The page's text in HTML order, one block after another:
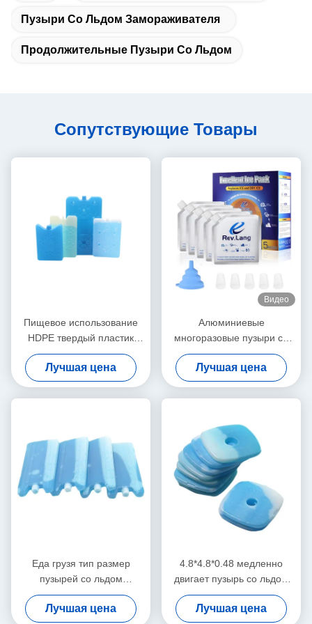
Пузыри Со Льдом Замораживателя
Продолжительные Пузыри Со Льдом
Сопутствующие Товары
Пищевое использование
HDPE твердый пластик
охлаждающий
охлаждающий пакет гель
пакет льда для обеденного
мешка
Лучшая цена
Видео
Алюминиевые
многоразовые пузыри со
льдом для охладителей
Лучшая цена
Еда грузя тип размер
пузырей со льдом
Рефрезабле термальный
16.5кс9кс1.8км
Лучшая цена
4.8*4.8*0.48 медленно
двигает пузырь со льдом
пингвина охлаждая
сертификаты САП Ликильд
Лучшая цена